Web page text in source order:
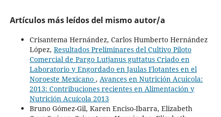
Artículos más leídos del mismo autor/a
Crisantema Hernández, Carlos Humberto Hernández
López, Resultados Preliminares del Cultivo Piloto
Comercial de Pargo Lutjanus guttatus Criado en
Laboratorio y Engordado en Jaulas Flotantes en el
Noroeste Mexicano , Avances en Nutrición Acuicola:
2013: Contribuciones recientes en Alimentación y
Nutrición Acuícola 2013
Bruno Gómez-Gil, Karen Enciso-Ibarra, Elizabeth